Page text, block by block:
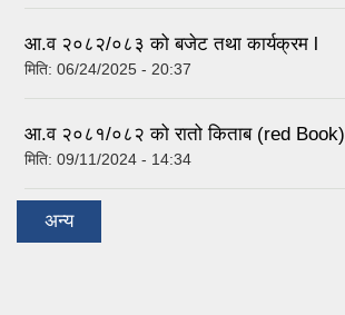
आ.व २०८२/०८३ को बजेट तथा कार्यक्रम l
मिति: 06/24/2025 - 20:37
आ.व २०८१/०८२ को रातो किताब (red Book)
मिति: 09/11/2024 - 14:34
अन्य